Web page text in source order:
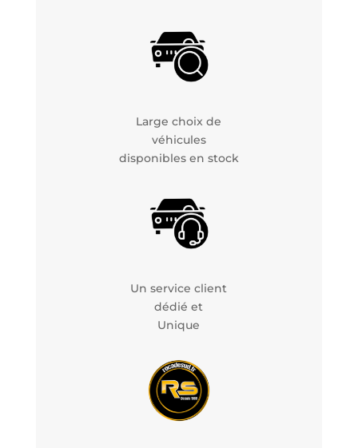
Large choix de
véhicules
disponibles en stock
Un service client
dédié et
Unique